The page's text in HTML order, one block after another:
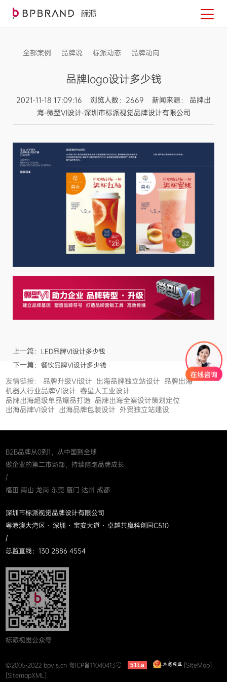
全部案例 品牌说 标派动态 品牌动向
品牌logo设计多少钱
2021-11-18 17:09:16 浏览人数：2669 新闻来源： 品牌出
海-微型VI设计-深圳市标派视觉品牌设计有限公司
上一篇： LED品牌VI设计多少钱
下一篇： 餐饮品牌VI设计多少钱
友情链接： 品牌升级VI设计 出海品牌独立站设计 品牌出海
机器人行业品牌VI设计 睿星人工业设计
品牌出海超级单品爆品打造 品牌出海全案设计策划定位
出海品牌VI设计 出海品牌包装设计 外贸独立站建设
B2B品牌从0到1，从中国到全球
做企业的第二市场部，持续陪跑品牌成长
/
福田 南山 龙岗 东莞 厦门 达州 成都
深圳市标派视觉品牌设计有限公司
粤港澳大湾区 · 深圳 · 宝安大道 · 卓越共赢科创园C510
/
总监直线：130 2886 4554
标派视觉公众号
©2005-2022 bpvis.cn 粤ICP备11040413号 51La
[SiteMap]
[SitemapXML]